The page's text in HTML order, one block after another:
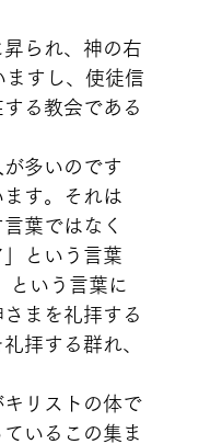
られ、神の右
すし、使徒信
る教会である
多いのです
す。それは
葉ではなく
という言葉
という言葉に
まを礼拝する
拝する群れ、
リストの体で
いるこの集ま